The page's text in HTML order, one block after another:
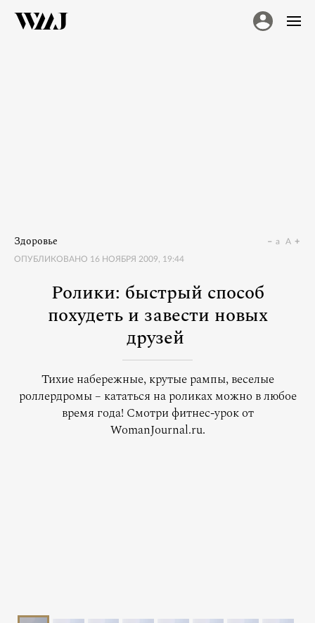
Здоровье
ОПУБЛИКОВАНО 16 НОЯБРЯ 2009, 19:44
a A
Ролики: быстрый способ
похудеть и завести новых
друзей
Тихие набережные, крутые рампы, веселые
роллердромы – кататься на роликах можно в любое
время года! Смотри фитнес-урок от
WomanJournal.ru.